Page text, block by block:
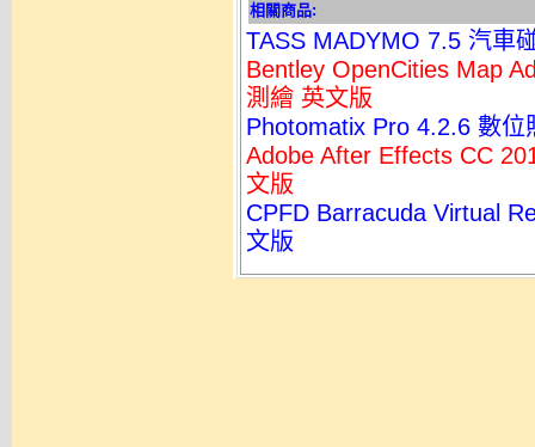
相關商品:
TASS MADYMO 7.5 汽車
Bentley OpenCities Map
測繪 英文版
Photomatix Pro 4.2.6 數位
Adobe After Effects CC
文版
CPFD Barracuda Virtual
文版